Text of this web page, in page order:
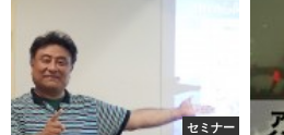
セミナー